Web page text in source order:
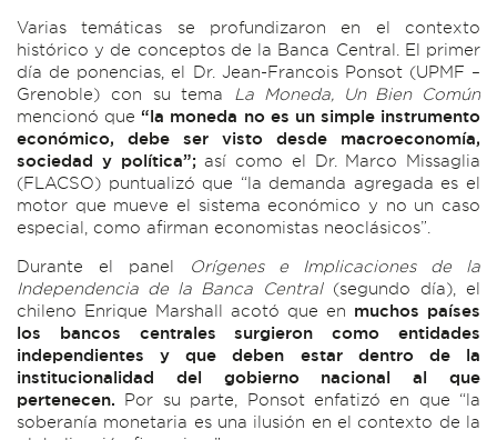
Varias temáticas se profundizaron en el contexto
histórico y de conceptos de la Banca Central. El primer
día de ponencias, el Dr. Jean-Francois Ponsot (UPMF –
Grenoble) con su tema
La Moneda, Un Bien Común
mencionó que “la moneda no es un simple instrumento
económico, debe ser visto desde macroeconomía,
sociedad y política”; así como el Dr. Marco Missaglia
(FLACSO) puntualizó que “la demanda agregada es el
motor que mueve el sistema económico y no un caso
especial, como afirman economistas neoclásicos”.
Durante el panel
Orígenes e Implicaciones de la
Independencia de la Banca Central(segundo día), el
chileno Enrique Marshall acotó que en muchos países
los bancos centrales surgieron como entidades
independientes y que deben estar dentro de la
institucionalidad del gobierno nacional al que
pertenecen. Por su parte, Ponsot enfatizó en que “la
soberanía monetaria es una ilusión en el contexto de la